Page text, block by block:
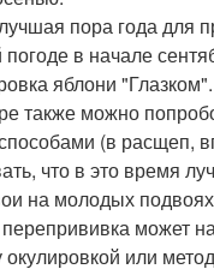
пора года для
в начале
яблони "Глазком".
также можно
(в расщеп,
что в это время
на молодых
может
или